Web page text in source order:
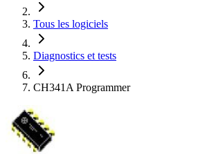
Tous les logiciels
Diagnostics et tests
CH341A Programmer